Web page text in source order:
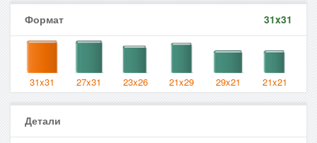
Формат 31x31
31x31 27x31 23x26 21x29 29x21 21x21
Детали